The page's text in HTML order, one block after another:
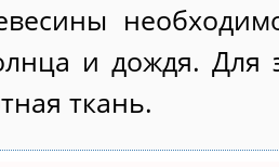
и дождя. Для
ткань.